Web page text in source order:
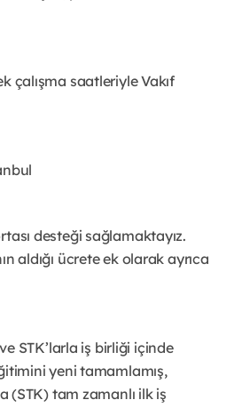
çalışma saatleriyle Vakıf
desteği sağlamaktayız.
aldığı ücrete ek olarak ayrıca
STK’larla iş birliği içinde
yeni tamamlamış,
(STK) tam zamanlı ilk iş